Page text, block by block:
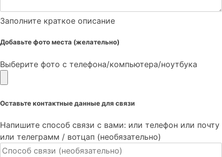
Заполните краткое описание
Добавьте фото места (желательно)
Выберите фото с телефона/компьютера/ноутбука
Оставьте контактные данные для связи
Напишите способ связи с вами: или телефон или почту
или телеграмм / вотцап (необязательно)